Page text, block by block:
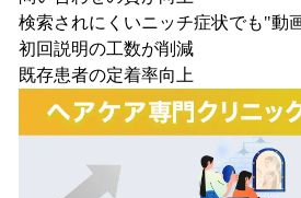
検索されにくいニッチ症状でも"動
初回説明の工数が削減
既存患者の定着率向上